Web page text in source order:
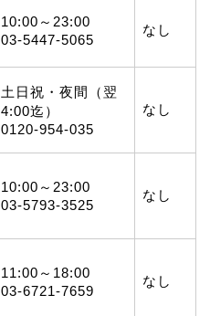
10:00～23:00
03-5447-5065
なし
土日祝・夜間（翌
4:00迄）
0120-954-035
なし
10:00～23:00
03-5793-3525
なし
11:00～18:00
03-6721-7659
なし